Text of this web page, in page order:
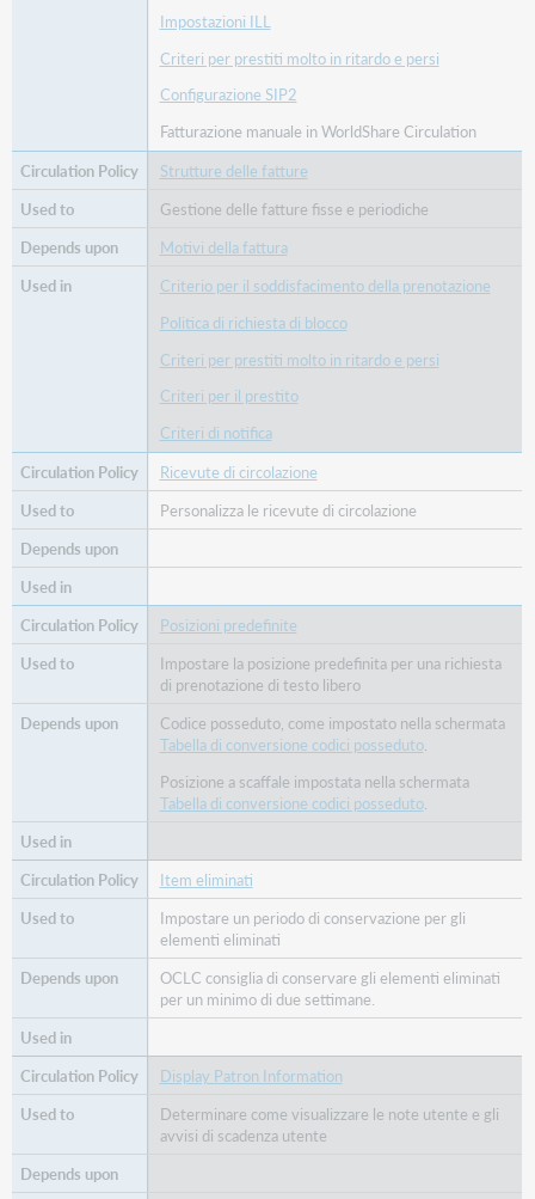
Impostazioni ILL
Criteri per prestiti molto in ritardo e persi
Configurazione SIP2
Fatturazione manuale in WorldShare Circulation
Strutture delle fatture
Gestione delle fatture fisse e periodiche
Motivi della fattura
Criterio per il soddisfacimento della prenotazione
Politica di richiesta di blocco
Criteri per prestiti molto in ritardo e persi
Criteri per il prestito
Criteri di notifica
Ricevute di circolazione
Personalizza le ricevute di circolazione
Posizioni predefinite
Impostare la posizione predefinita per una richiesta
di prenotazione di testo libero
Codice posseduto, come impostato nella schermata
Tabella di conversione codici posseduto.
Posizione a scaffale impostata nella schermata
Tabella di conversione codici posseduto.
Item eliminati
Impostare un periodo di conservazione per gli
elementi eliminati
OCLC consiglia di conservare gli elementi eliminati
per un minimo di due settimane.
Display Patron Information
Determinare come visualizzare le note utente e gli
avvisi di scadenza utente